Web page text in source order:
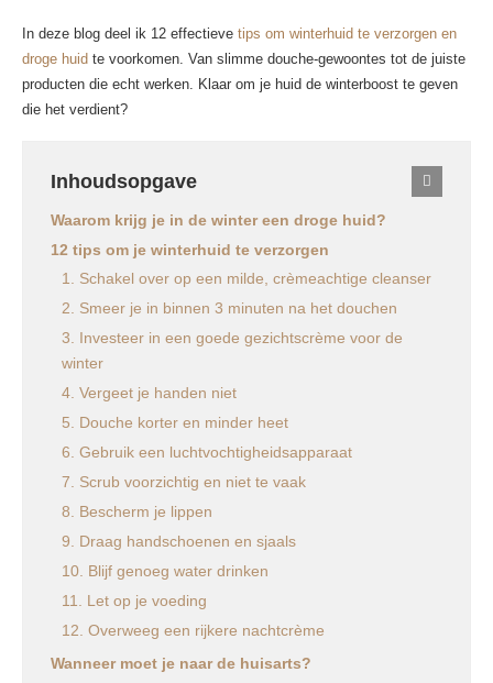
In deze blog deel ik 12 effectieve tips om winterhuid te verzorgen en
droge huid te voorkomen. Van slimme douche-gewoontes tot de juiste
producten die echt werken. Klaar om je huid de winterboost te geven
die het verdient?
Inhoudsopgave
Waarom krijg je in de winter een droge huid?
12 tips om je winterhuid te verzorgen
1. Schakel over op een milde, crèmeachtige cleanser
2. Smeer je in binnen 3 minuten na het douchen
3. Investeer in een goede gezichtscrème voor de
winter
4. Vergeet je handen niet
5. Douche korter en minder heet
6. Gebruik een luchtvochtigheidsapparaat
7. Scrub voorzichtig en niet te vaak
8. Bescherm je lippen
9. Draag handschoenen en sjaals
10. Blijf genoeg water drinken
11. Let op je voeding
12. Overweeg een rijkere nachtcrème
Wanneer moet je naar de huisarts?